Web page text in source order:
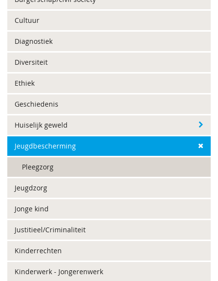
Cultuur
Diagnostiek
Diversiteit
Ethiek
Geschiedenis
Huiselijk geweld
Jeugdbescherming
Pleegzorg
Jeugdzorg
Jonge kind
Justitieel/Criminaliteit
Kinderrechten
Kinderwerk - Jongerenwerk